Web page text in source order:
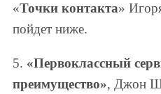
«Точки контакта»
пойдет ниже.
5. «Первоклассный
преимущество», Джон